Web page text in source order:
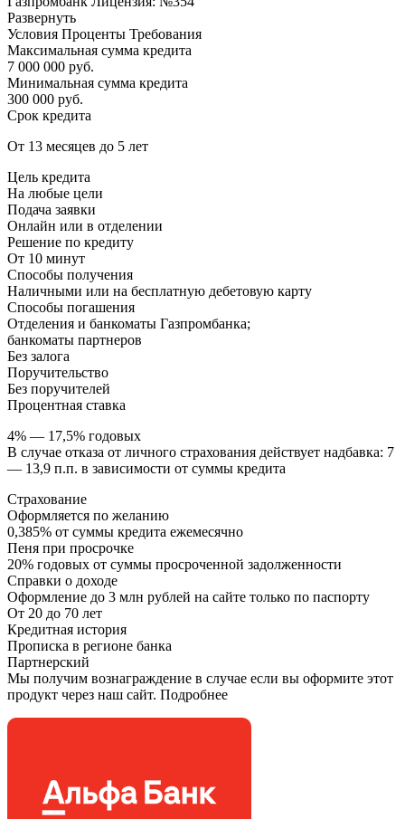
Развернуть
Условия Проценты Требования
Максимальная сумма кредита
7 000 000 руб.
Минимальная сумма кредита
300 000 руб.
Срок кредита
От 13 месяцев до 5 лет
Цель кредита
На любые цели
Подача заявки
Онлайн или в отделении
Решение по кредиту
От 10 минут
Способы получения
Наличными или на бесплатную дебетовую карту
Способы погашения
Отделения и банкоматы Газпромбанка;
банкоматы партнеров
Без залога
Поручительство
Без поручителей
Процентная ставка
4% — 17,5% годовых
В случае отказа от личного страхования действует надбавка: 7
— 13,9 п.п. в зависимости от суммы кредита
Страхование
Оформляется по желанию
0,385% от суммы кредита ежемесячно
Пеня при просрочке
20% годовых от суммы просроченной задолженности
Справки о доходе
Оформление до 3 млн рублей на сайте только по паспорту
От 20 до 70 лет
Кредитная история
Прописка в регионе банка
Партнерский
Мы получим вознаграждение в случае если вы оформите этот
продукт через наш сайт. Подробнее